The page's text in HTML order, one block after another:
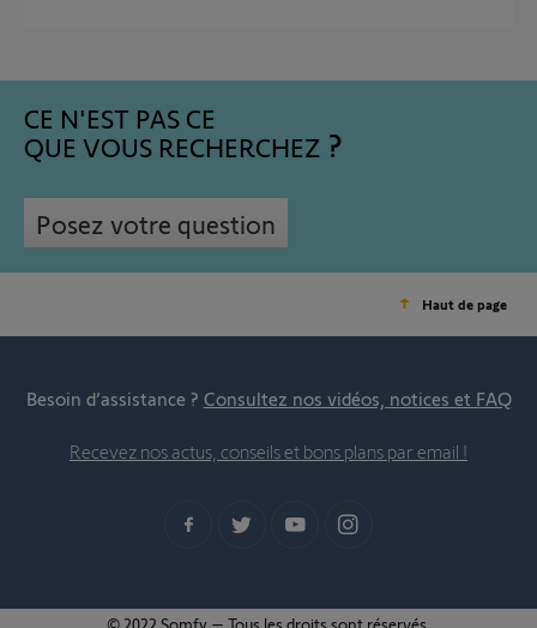
CE N'EST PAS CE
QUE VOUS RECHERCHEZ
Posez votre question
Haut de page
Besoin d’assistance ? Consultez nos vidéos, notices et FAQ
Recevez nos actus, conseils et bons plans par email !
© 2022 Somfy – Tous les droits sont réservés.